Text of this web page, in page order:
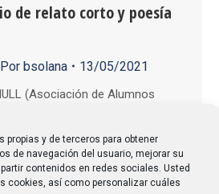
propias y de terceros para obtener
de navegación del usuario, mejorar su
contenidos en redes sociales. Usted
cookies, así como personalizar cuáles
de relato corto y poesía
Por bsolana 13/05/2021
(Asociación de Alumnos
de relato corto y poesía. En
el III Encuentro Literario
premiando entre ellas